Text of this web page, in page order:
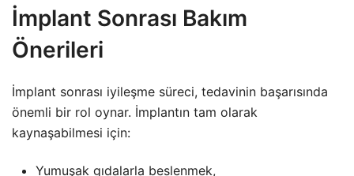
İmplant Sonrası Bakım
Önerileri
İmplant sonrası iyileşme süreci, tedavinin başarısında
önemli bir rol oynar. İmplantın tam olarak
kaynaşabilmesi için:
Yumuşak gıdalarla beslenmek,